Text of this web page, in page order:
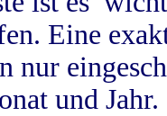
Eine
nur
und Jahr.